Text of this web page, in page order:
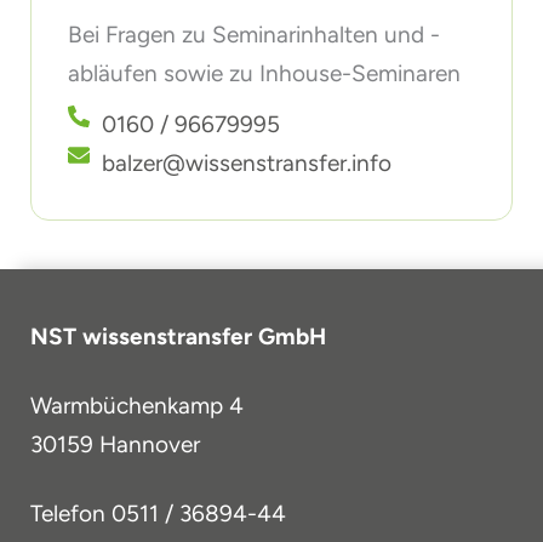
Bei Fragen zu Seminarinhalten und -
abläufen sowie zu Inhouse-Seminaren
0160 / 96679995
balzer@wissenstransfer.info
NST wissenstransfer GmbH
Warmbüchenkamp 4
30159 Hannover
Telefon 0511 / 36894-44